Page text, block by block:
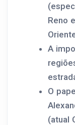
Reno
A
O
(atual